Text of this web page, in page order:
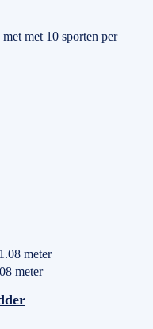
met 10 sporten per
meter
meter